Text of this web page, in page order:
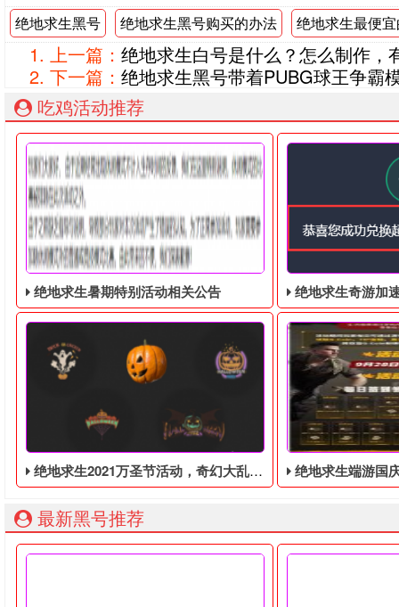
绝地求生黑号 绝地求生黑号购买的办法 绝地求生最便
上一篇： 绝地求生白号是什么？怎么制作，
下一篇： 绝地求生黑号带着PUBG球王争霸
吃鸡活动推荐
绝地求生暑期特别活动相关公告 绝地求生奇游加速器免
绝地求生2021万圣节活动，奇幻大乱斗回归，还有新皮肤和新地图 绝地求生端游国庆节的终极白嫖活
最新黑号推荐